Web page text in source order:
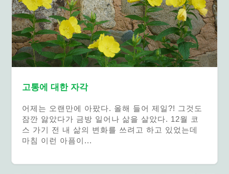
고통에 대한 자각
어제는 오랜만에 아팠다. 올해 들어 제일?! 그것도
잠깐 앓았다가 금방 일어나 삶을 살았다. 12월 코
스 가기 전 내 삶의 변화를 쓰려고 하고 있었는데
마침 이런 아픔이...